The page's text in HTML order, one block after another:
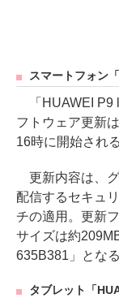
スマートフォン
「HUAWEI P9
フトウェア更新
16時に開始され
更新内容は、
配信するセキュ
チの適用。更新
サイズは約
635B381」となる
タブレット「